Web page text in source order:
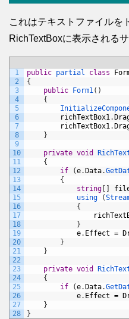
これはテキストファイルを
RichTextBoxに表示される
1
2
3
4
5
6
7
8
9
10
11
12
13
14
15
16
17
18
19
20
21
22
23
24
25
26
27
28
public partial class
{
public
Form1( )
{
richTextBox1.
richTextBox1.
}
private void
{
if
(e. Data.
{
string
using
(
{
}
e. Effect =
}
}
private void
{
if
(e. Data.
e. Effect =
}
}